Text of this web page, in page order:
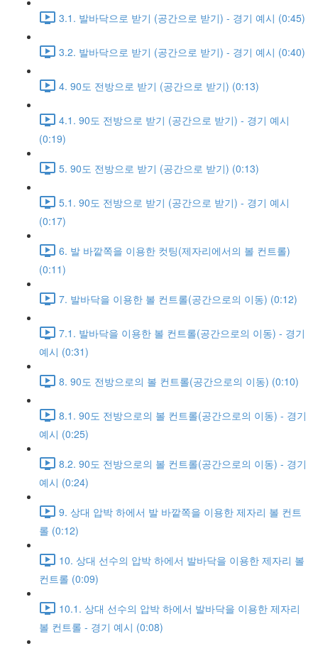
3.1. 발바닥으로 받기 (공간으로 받기) - 경기 예시 (0:45)
3.2. 발바닥으로 받기 (공간으로 받기) - 경기 예시 (0:40)
4. 90도 전방으로 받기 (공간으로 받기) (0:13)
4.1. 90도 전방으로 받기 (공간으로 받기) - 경기 예시
(0:19)
5. 90도 전방으로 받기 (공간으로 받기) (0:13)
5.1. 90도 전방으로 받기 (공간으로 받기) - 경기 예시
(0:17)
6. 발 바깥쪽을 이용한 컷팅(제자리에서의 볼 컨트롤)
(0:11)
7. 발바닥을 이용한 볼 컨트롤(공간으로의 이동) (0:12)
7.1. 발바닥을 이용한 볼 컨트롤(공간으로의 이동) - 경기
예시 (0:31)
8. 90도 전방으로의 볼 컨트롤(공간으로의 이동) (0:10)
8.1. 90도 전방으로의 볼 컨트롤(공간으로의 이동) - 경기
예시 (0:25)
8.2. 90도 전방으로의 볼 컨트롤(공간으로의 이동) - 경기
예시 (0:24)
9. 상대 압박 하에서 발 바깥쪽을 이용한 제자리 볼 컨트
롤 (0:12)
10. 상대 선수의 압박 하에서 발바닥을 이용한 제자리 볼
컨트롤 (0:09)
10.1. 상대 선수의 압박 하에서 발바닥을 이용한 제자리
볼 컨트롤 - 경기 예시 (0:08)